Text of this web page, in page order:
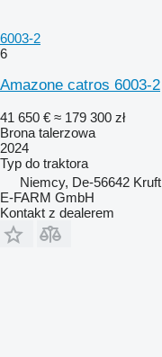
6003-2
6
Amazone catros 6003-2
41 650 € ≈ 179 300 zł
Brona talerzowa
2024
Typ do traktora
Niemcy, De-56642 Kruft
E-FARM GmbH
Kontakt z dealerem